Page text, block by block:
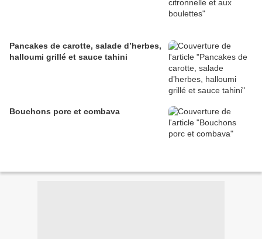
Pancakes de carotte, salade d’herbes,
halloumi grillé et sauce tahini
Bouchons porc et combava